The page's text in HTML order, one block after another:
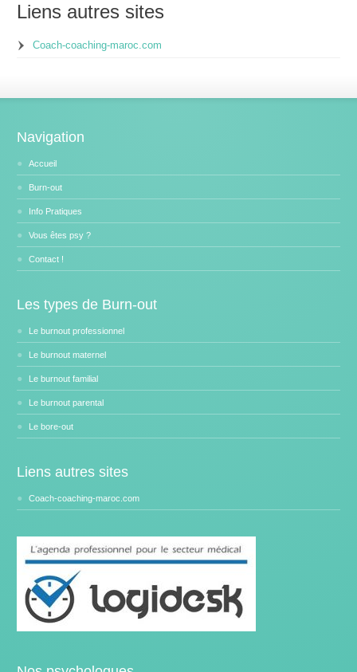
Liens autres sites
Coach-coaching-maroc.com
Navigation
Accueil
Burn-out
Info Pratiques
Vous êtes psy ?
Contact !
Les types de Burn-out
Le burnout professionnel
Le burnout maternel
Le burnout familial
Le burnout parental
Le bore-out
Liens autres sites
Coach-coaching-maroc.com